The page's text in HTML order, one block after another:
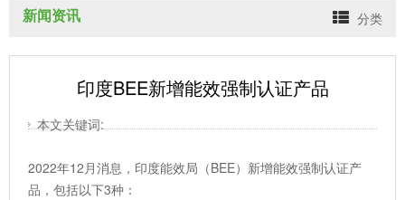
新闻资讯 分类
印度BEE新增能效强制认证产品
本文关键词:
2022年12月消息，印度能效局（BEE）新增能效强制认证产
品，包括以下3种：